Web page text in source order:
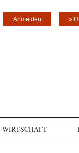
»
Anmelden
WIRTSCHAFT